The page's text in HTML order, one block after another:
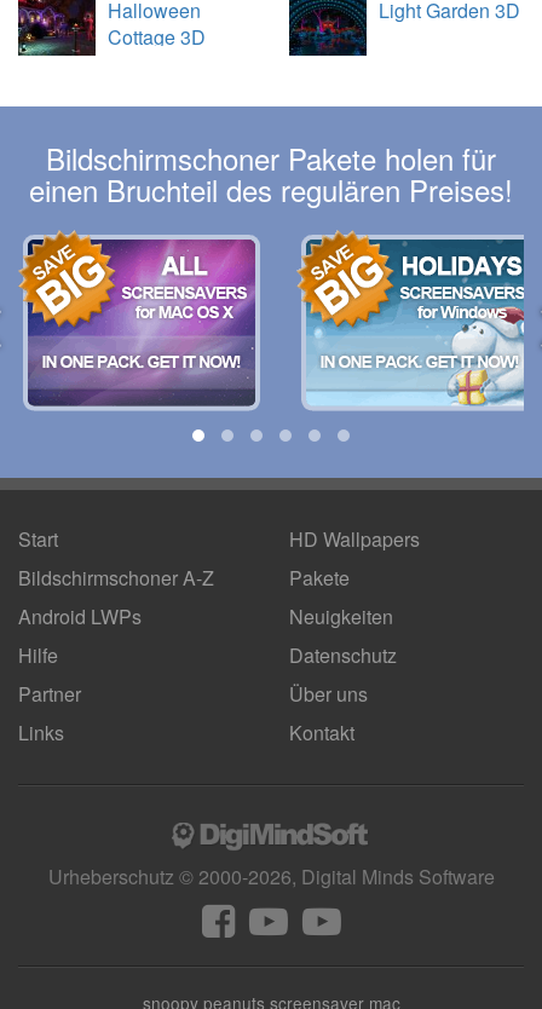
Halloween
Cottage 3D
Light Garden 3D
Bildschirmschoner Pakete holen für
einen Bruchteil des regulären Preises!
Start
Bildschirmschoner A-Z
Android LWPs
HD Wallpapers
Pakete
Neuigkeiten
Hilfe
Partner
Links
Datenschutz
Über uns
Kontakt
Urheberschutz © 2000-2026, Digital Minds Software
snoopy peanuts screensaver mac